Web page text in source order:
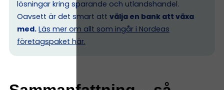
lösningar kring sparande och utlandshandel.
Oavsett är det smart att välja en bank att växa
med. Läs mer om allt som ingår i Nordeas
företagspaket här.